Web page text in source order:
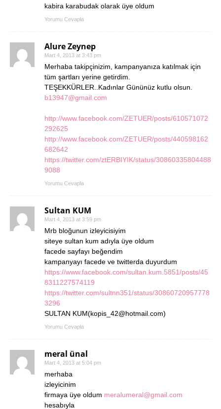
kabira karabudak olarak üye oldum
Yorumu Cevapla
Alure Zeynep
Mart 4, 2013 at 3:43 pm
Merhaba takipçinizim, kampanyanıza katılmak için
tüm şartları yerine getirdim.
TEŞEKKÜRLER..Kadınlar Gününüz kutlu olsun.
b13947@gmail.com
http://www.facebook.com/ZETUER/posts/610571072
292625
http://www.facebook.com/ZETUER/posts/440598162
682642
https://twitter.com/ztERBIYIK/status/30860335804488
9088
Yorumu Cevapla
Sultan KUM
Mart 4, 2013 at 3:59 pm
Mrb bloğunun izleyicisiyim
siteye sultan kum adıyla üye oldum
facede sayfayı beğendim
kampanyayı facede ve twitterda duyurdum
https://www.facebook.com/sultan.kum.5851/posts/45
8311227574119
https://twitter.com/sultnn351/status/30860720957778
3296
SULTAN KUM(kopis_42@hotmail.com)
Yorumu Cevapla
meral ünal
Mart 4, 2013 at 5:04 pm
merhaba
izleyicinim
firmaya üye oldum meralumeral@gmail.com
hesabıyla